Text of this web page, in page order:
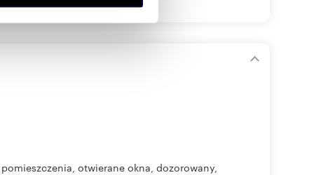
od Ciebie lub
otwierane okna, dozorowany,